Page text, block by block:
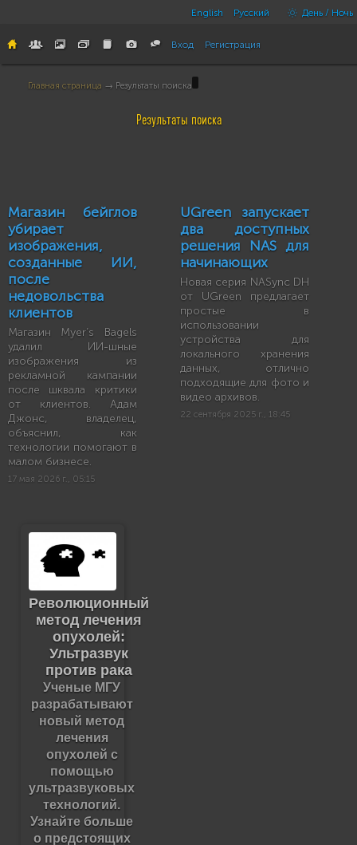
English Русский День / Ночь
Вход Регистрация
Главная страница → Результаты поиска
Результаты поиска
Магазин бейглов
убирает
изображения,
созданные ИИ,
после
недовольства
клиентов
Магазин Myer’s Bagels
удалил ИИ-шные
изображения из
рекламной кампании
после шквала критики
от клиентов. Адам
Джонс, владелец,
объяснил, как
технологии помогают в
малом бизнесе.
17 мая 2026 г., 05:15
Революционный
метод лечения
опухолей:
Ультразвук
против рака
Ученые МГУ
разрабатывают
новый метод
лечения
опухолей с
помощью
ультразвуковых
технологий.
Узнайте больше
о предстоящих
UGreen запускает
два доступных
решения NAS для
начинающих
Новая серия NASync DH
от UGreen предлагает
простые в
использовании
устройства для
локального хранения
данных, отлично
подходящие для фото и
видео архивов.
22 сентября 2025 г., 18:45